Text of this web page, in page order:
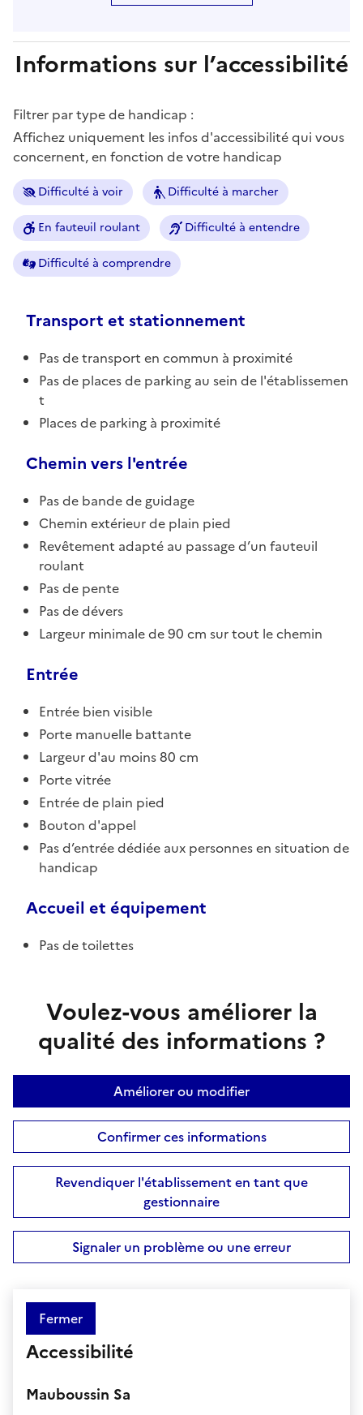
Informations sur l’accessibilité
Filtrer par type de handicap :
Affichez uniquement les infos d'accessibilité qui vous
concernent, en fonction de votre handicap
Difficulté à voir Difficulté à marcher
En fauteuil roulant Difficulté à entendre
Difficulté à comprendre
Transport et stationnement
Pas de transport en commun à proximité
Pas de places de parking au sein de l'établissemen
t
Places de parking à proximité
Chemin vers l'entrée
Pas de bande de guidage
Chemin extérieur de plain pied
Revêtement adapté au passage d’un fauteuil
roulant
Pas de pente
Pas de dévers
Largeur minimale de 90 cm sur tout le chemin
Entrée
Entrée bien visible
Porte manuelle battante
Largeur d'au moins 80 cm
Porte vitrée
Entrée de plain pied
Bouton d'appel
Pas d’entrée dédiée aux personnes en situation de
handicap
Accueil et équipement
Pas de toilettes
Voulez-vous améliorer la
qualité des informations ?
Améliorer ou modifier
Confirmer ces informations
Revendiquer l'établissement en tant que
gestionnaire
Signaler un problème ou une erreur
Fermer
Accessibilité
Mauboussin Sa